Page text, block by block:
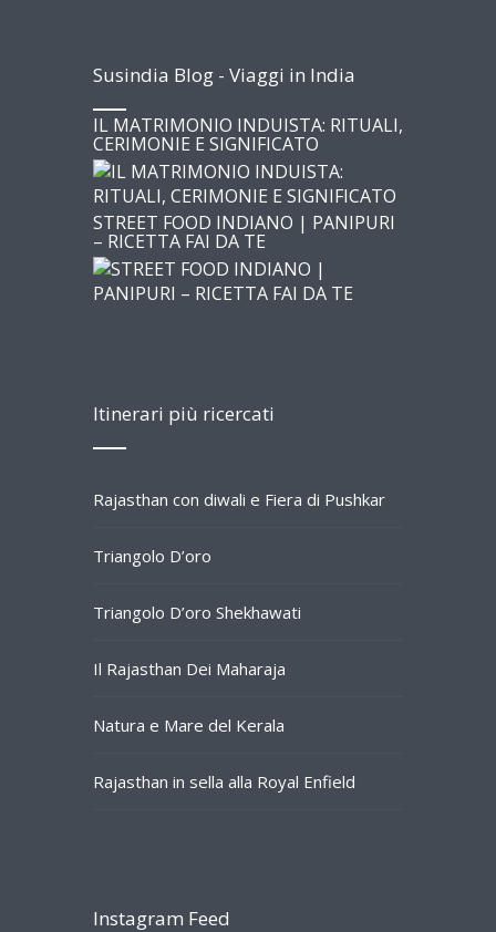
Susindia Blog - Viaggi in India
IL MATRIMONIO INDUISTA: RITUALI,
CERIMONIE E SIGNIFICATO
STREET FOOD INDIANO | PANIPURI
– RICETTA FAI DA TE
Itinerari più ricercati
Rajasthan con diwali e Fiera di Pushkar
Triangolo D’oro
Triangolo D’oro Shekhawati
Il Rajasthan Dei Maharaja
Natura e Mare del Kerala
Rajasthan in sella alla Royal Enfield
Instagram Feed